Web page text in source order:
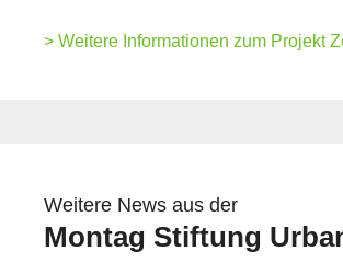
> Weitere Informationen zum Projekt
Weitere News aus der
Montag Stiftung